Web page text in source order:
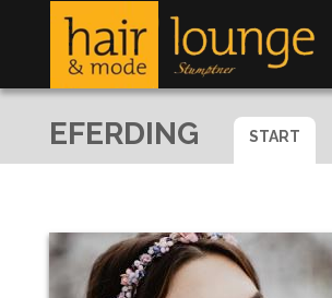
Jump to navigation
EFERDING START